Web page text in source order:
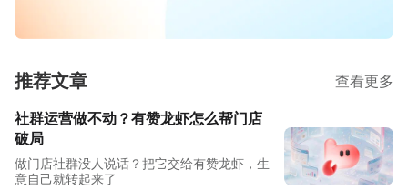
推荐文章 查看更多
社群运营做不动？有赞龙虾怎么帮门店
破局
做门店社群没人说话？把它交给有赞龙虾，生
意自己就转起来了